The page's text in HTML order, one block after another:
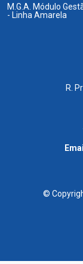
M.G.A. Módulo
- Linha Amarela
R.
©